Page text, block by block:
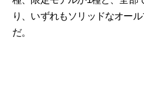
り、いずれもソリッドなオー
だ。